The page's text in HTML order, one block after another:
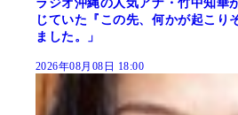
ラジオ沖縄の人気アナ・竹中知華
じていた『この先、何かが起こり
ました。」
2026年08月08日 18:00